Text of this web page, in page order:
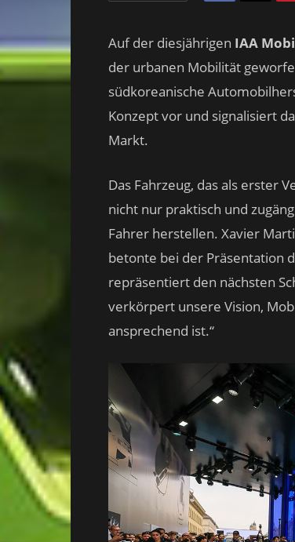
Auf der diesjährigen IAA
der urbanen Mobilität
südkoreanische
Konzept vor und signalisiert
Markt.
Das Fahrzeug, das als erster
nicht nur praktisch und
Fahrer herstellen. Xavier
betonte bei der Präsentation
repräsentiert den nächsten
verkörpert unsere Vision,
ansprechend ist.“